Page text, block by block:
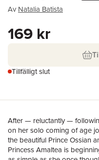
Av Natalia Batista
169 kr
Tillfälligt slut
After — reluctantly —
on her solo coming of age
the beautiful Prince Ossian
Princess Amaltea is